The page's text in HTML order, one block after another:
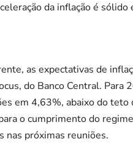
da inflação é sólido
as expectativas de
do Banco Central.
em 4,63%, abaixo do
o cumprimento do
nas próximas reuniões.